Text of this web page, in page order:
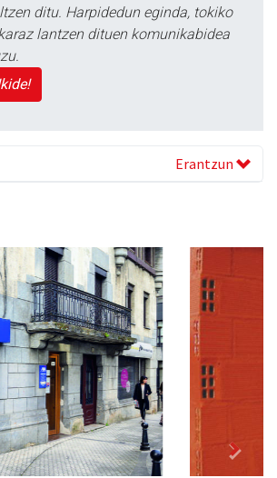
ditu. Harpidedun eginda, tokiko
lantzen dituen komunikabidea
Erantzun
Next